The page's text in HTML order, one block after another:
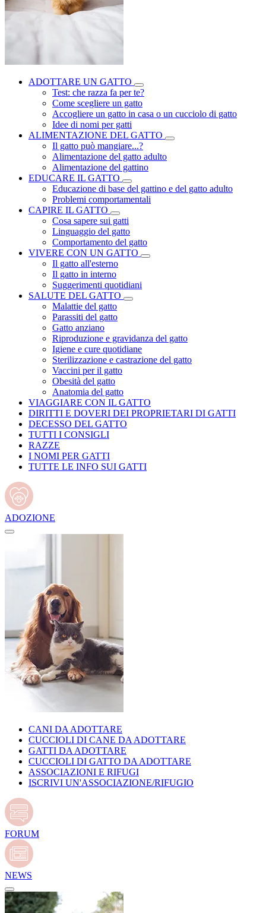
ADOTTARE UN GATTO
Test: che razza fa per te?
Come scegliere un gatto
Accogliere un gatto in casa o un cucciolo di gatto
Idee di nomi per gatti
ALIMENTAZIONE DEL GATTO
Il gatto può mangiare...?
Alimentazione del gatto adulto
Alimentazione del gattino
EDUCARE IL GATTO
Educazione di base del gattino e del gatto adulto
Problemi comportamentali
CAPIRE IL GATTO
Cosa sapere sui gatti
Linguaggio del gatto
Comportamento del gatto
VIVERE CON UN GATTO
Il gatto all'esterno
Il gatto in interno
Suggerimenti quotidiani
SALUTE DEL GATTO
Malattie del gatto
Parassiti del gatto
Gatto anziano
Riproduzione e gravidanza del gatto
Igiene e cure quotidiane
Sterilizzazione e castrazione del gatto
Vaccini per il gatto
Obesità del gatto
Anatomia del gatto
VIAGGIARE CON IL GATTO
DIRITTI E DOVERI DEI PROPRIETARI DI GATTI
DECESSO DEL GATTO
TUTTI I CONSIGLI
RAZZE
I NOMI PER GATTI
TUTTE LE INFO SUI GATTI
ADOZIONE
CANI DA ADOTTARE
CUCCIOLI DI CANE DA ADOTTARE
GATTI DA ADOTTARE
CUCCIOLI DI GATTO DA ADOTTARE
ASSOCIAZIONI E RIFUGI
ISCRIVI UN'ASSOCIAZIONE/RIFUGIO
FORUM
NEWS